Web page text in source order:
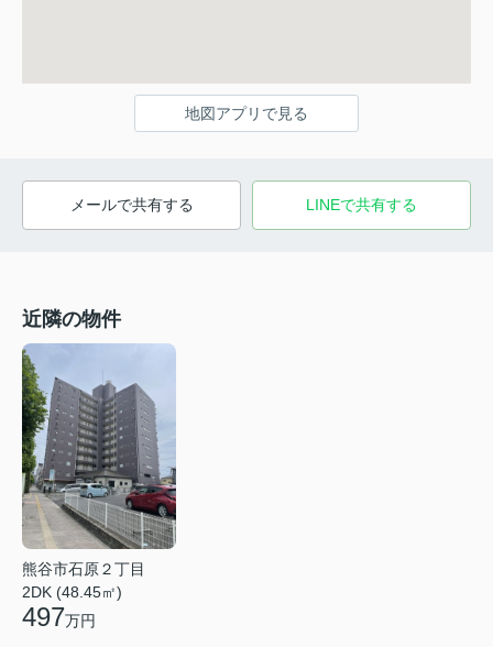
地図アプリで見る
メールで共有する LINEで共有する
近隣の物件
熊谷市石原２丁目
2DK (48.45㎡)
497万円